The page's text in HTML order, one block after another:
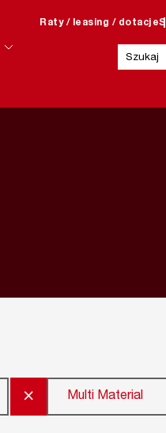
Raty / leasing / dotacje
Szukaj:
× Multi Material